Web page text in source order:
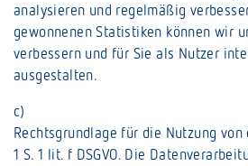
analysieren und regelmäßig
gewonnenen Statistiken können wir
verbessern und für Sie als Nutzer
ausgestalten.
c)
Rechtsgrundlage für die Nutzung
1 S. 1 lit. f DSGVO. Die